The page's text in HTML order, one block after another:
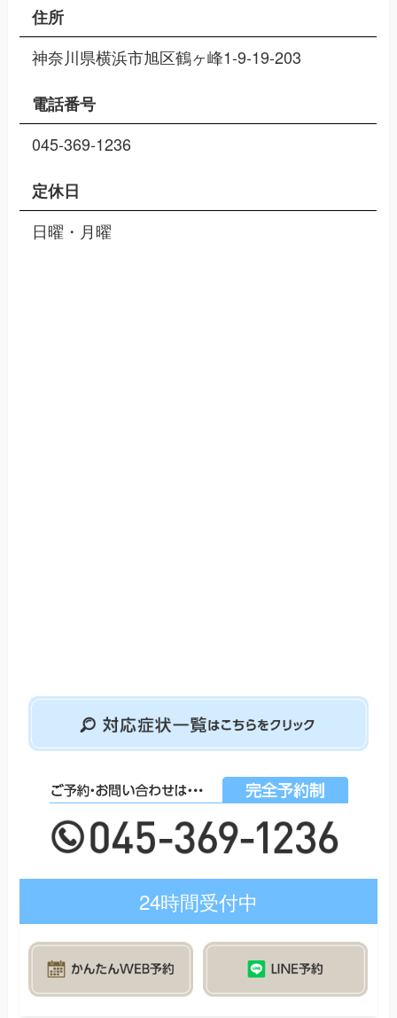
住所
神奈川県横浜市旭区鶴ヶ峰1-9-19-203
電話番号
045-369-1236
定休日
日曜・月曜
24時間受付中